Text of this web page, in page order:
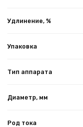
Удлинение, %
Упаковка
Тип аппарата
Диаметр, мм
Род тока